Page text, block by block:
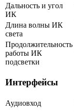
Дальность и угол
ИК
Длина волны ИК
света
Продолжительность
работы ИК
подсветки
Интерфейсы
Аудиовход